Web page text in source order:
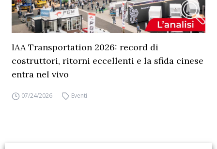
IAA Transportation 2026: record di
costruttori, ritorni eccellenti e la sfida cinese
entra nel vivo
07/24/2026 Eventi